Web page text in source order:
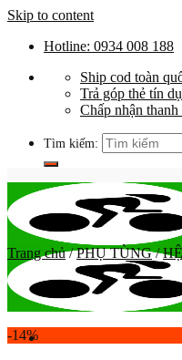
Skip to content
Hotline: 0934 008 188
Ship cod toàn
Trả góp thẻ tín
Chấp nhận thanh
Tìm kiếm:
Trang chủ / PHỤ TÙNG /
-14%